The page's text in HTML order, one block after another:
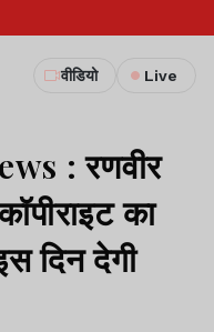
वीडियो Live
: रणवीर
का
दिन देगी